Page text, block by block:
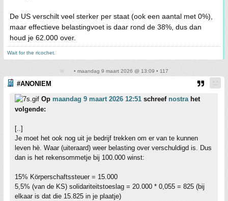
De US verschilt veel sterker per staat (ook een aantal met 0%),
maar effectieve belastingvoet is daar rond de 38%, dus dan
houd je 62.000 over.
Wait for the ricochet.
• maandag 9 maart 2026 @ 13:09 • 117
#ANONIEM
Op maandag 9 maart 2026 12:51 schreef nostrahet
volgende:
[..]
Je moet het ook nog uit je bedrijf trekken om er van te kunnen
leven hè. Waar (uiteraard) weer belasting over verschuldigd is. Dus
dan is het rekensommetje bij 100.000 winst:
15% Körperschaftssteuer = 15.000
5,5% (van de KS) solidariteitstoeslag = 20.000 * 0,055 = 825 (bij
elkaar is dat die 15.825 in je plaatje)